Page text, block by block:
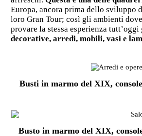
Europa, ancora prima dello sviluppo
loro Gran Tour; così gli ambienti
provare la stessa esperienza
decorative, arredi, mobili, vasi e
Busti in marmo del XIX,
Busto in marmo del XIX,